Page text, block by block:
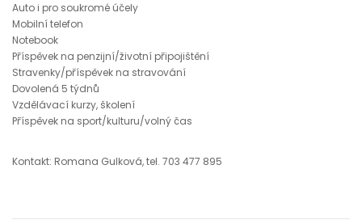
Auto i pro soukromé účely
Mobilní telefon
Notebook
Příspěvek na penzijní/životní připojištění
Stravenky/příspěvek na stravování
Dovolená 5 týdnů
Vzdělávací kurzy, školení
Příspěvek na sport/kulturu/volný čas
Kontakt: Romana Gulková, tel. 703 477 895